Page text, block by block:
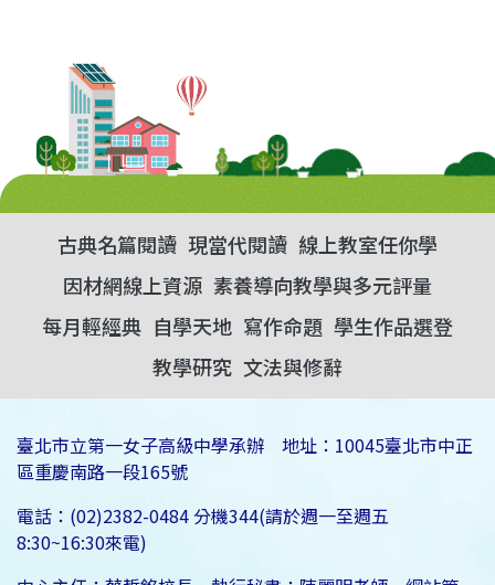
古典名篇閱讀 現當代閱讀 線上教室任你學
因材網線上資源 素養導向教學與多元評量
每月輕經典 自學天地 寫作命題 學生作品選登
教學研究 文法與修辭
臺北市立第一女子高級中學承辦 地址：10045臺北市中正
區重慶南路一段165號
電話：(02)2382-0484 分機344(請於週一至週五
8:30~16:30來電)